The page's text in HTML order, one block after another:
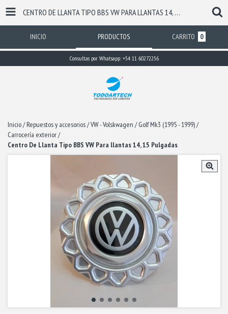
CENTRO DE LLANTA TIPO BBS VW PARA LLANTAS 14, 15 PULGADAS
INICIO PRODUCTOS CARRITO 0
Consultas por Whatsapp: +54 11 60272256
Inicio/ Repuestos y accesorios/VW - Volskwagen / Golf Mk3 (1995 - 1999)/
Carrocería exterior/
Centro De Llanta Tipo BBS VW Para llantas 14, 15 Pulgadas